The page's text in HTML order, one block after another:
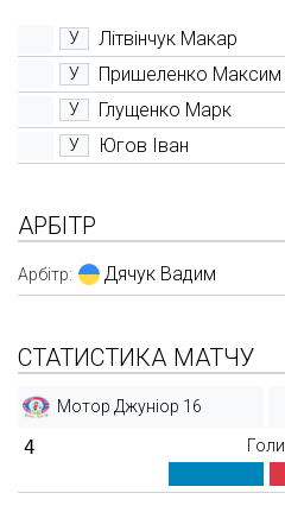
У Літвінчук Макар
У Пришеленко Максим
У Глущенко Марк
У Югов Іван
АРБІТР
Арбітр: Дячук Вадим
СТАТИСТИКА МАТЧУ
Мотор Джуніор 16
4 Голи